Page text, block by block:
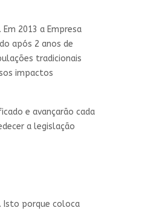
2013 a Empresa
após 2 anos de
tradicionais
impactos
e avançarão cada
a legislação
Isto porque coloca